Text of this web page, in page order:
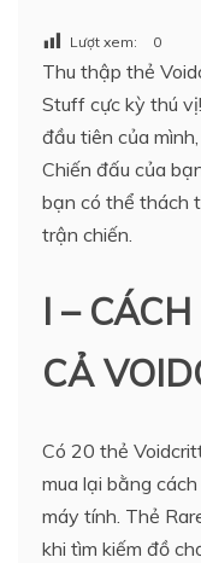
Lượt xem: 0
Thu thập thẻ
Stuff cực kỳ thú
đầu tiên của
Chiến đấu của
bạn có thể thách
trận chiến.
I –
CẢ
Có 20 thẻ
mua lại bằng
máy tính. Thẻ
khi tìm kiếm đồ